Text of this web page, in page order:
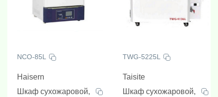
NCO-85L
Haisern
Шкаф сухожаровой,
TWG-5225L
Taisite
Шкаф сухожаровой,